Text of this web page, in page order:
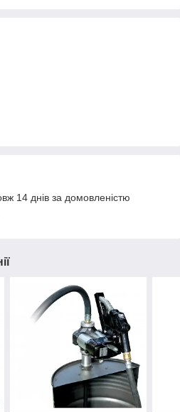
14 днів за домовленістю